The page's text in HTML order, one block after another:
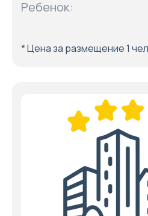
Ребенок:
* Цена за размещение 1